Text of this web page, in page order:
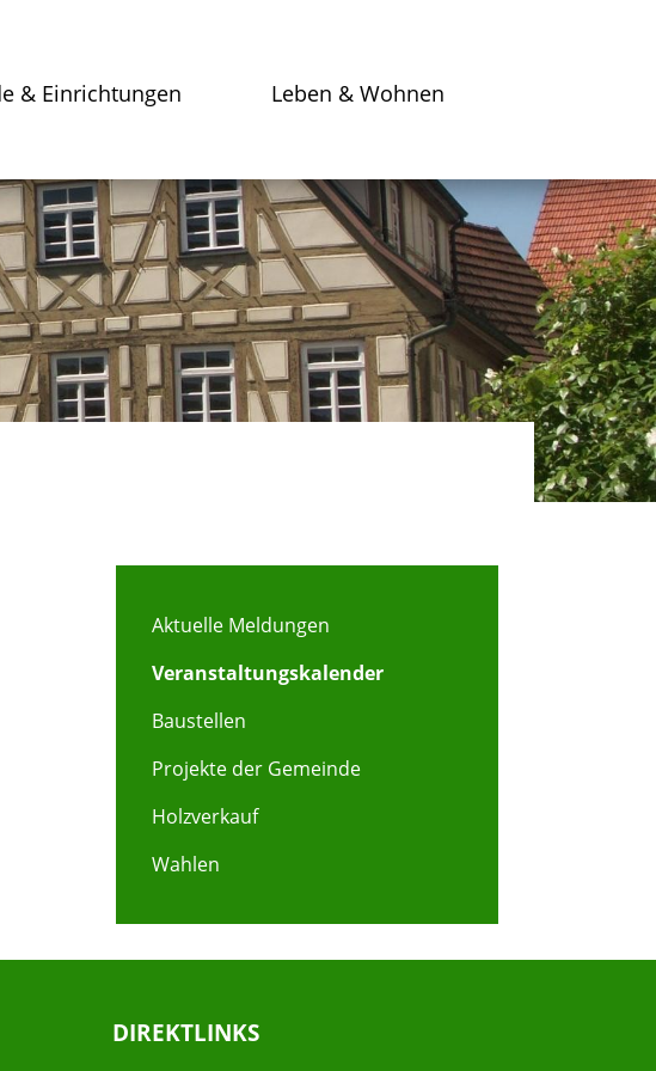
& Einrichtungen Leben & Wohnen
Aktuelle Meldungen
Veranstaltungskalender
Baustellen
Projekte der Gemeinde
Holzverkauf
Wahlen
DIREKTLINKS